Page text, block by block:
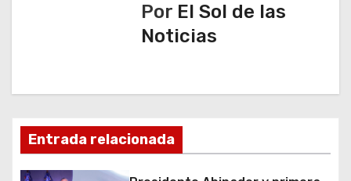
i
ó
n
Por El Sol de las
Noticias
Entrada relacionada